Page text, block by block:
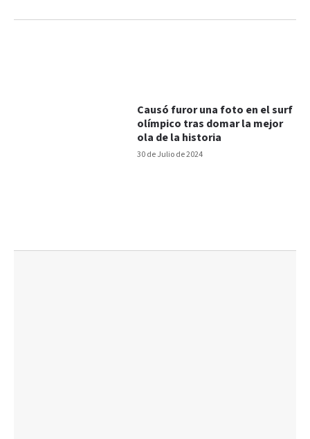
30 de Julio de 2024
Causó furor una foto en el surf
olímpico tras domar la mejor
ola de la historia